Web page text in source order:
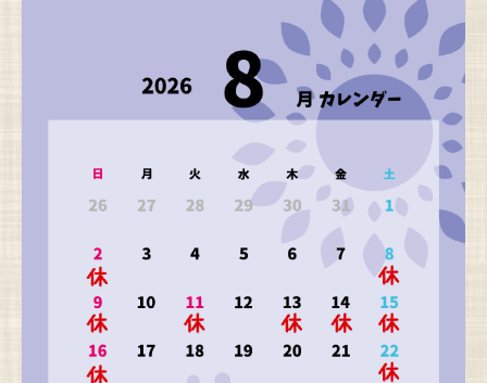
看板の安全点検